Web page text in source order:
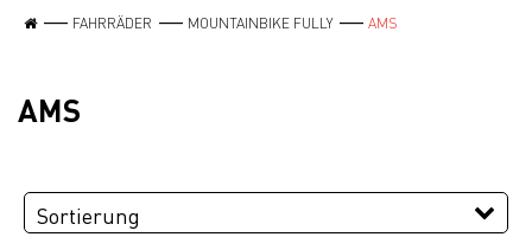
FAHRRÄDER MOUNTAINBIKE FULLY AMS
AMS
Sortierung